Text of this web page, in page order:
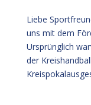
Liebe
uns mit dem
Ursprünglich
der